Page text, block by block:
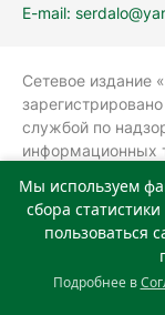
E-mail:
Сетевое издание
службой по
информационных
(Роскомнадзор).
Реестровая
78323 от
Государственное
учреждение
Мы используем
сбора
пользоваться
Подробнее в